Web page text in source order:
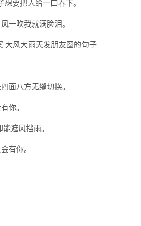
要把人给一口吞下。
一吹我就满脸泪。
面八方无缝切换。
你。
遮风挡雨。
有你。